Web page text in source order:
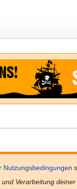
Nutzungsbedingungen
Verarbeitung